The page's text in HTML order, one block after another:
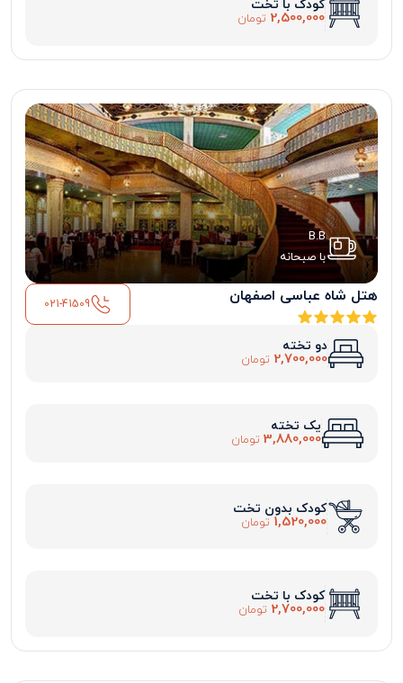
کودک با تخت
2,500,000 تومان
B.B
با صبحانه
هتل شاه عباسی اصفهان 021-41509
دو تخته
2,700,000 تومان
یک تخته
3,880,000 تومان
کودک بدون تخت
1,520,000 تومان
کودک با تخت
2,700,000 تومان